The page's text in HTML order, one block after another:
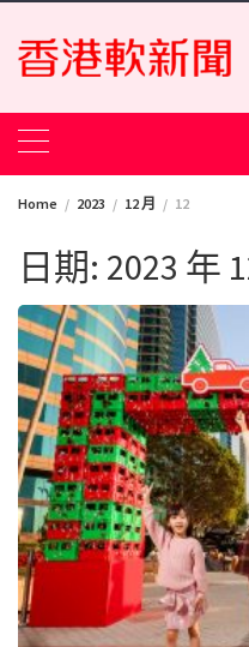
Skip
content
Home 2023 12 月 12
日期: 2023 年